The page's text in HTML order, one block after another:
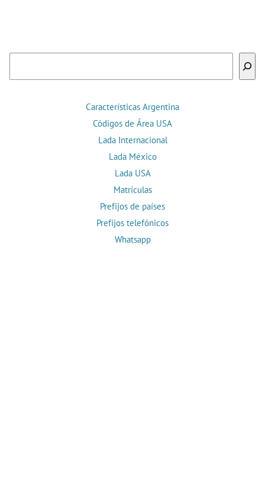
Características Argentina
Códigos de Área USA
Lada Internacional
Lada México
Lada USA
Matrículas
Prefijos de países
Prefijos telefónicos
Whatsapp